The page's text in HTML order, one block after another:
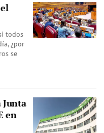
todos
¿por
se
Junta
en